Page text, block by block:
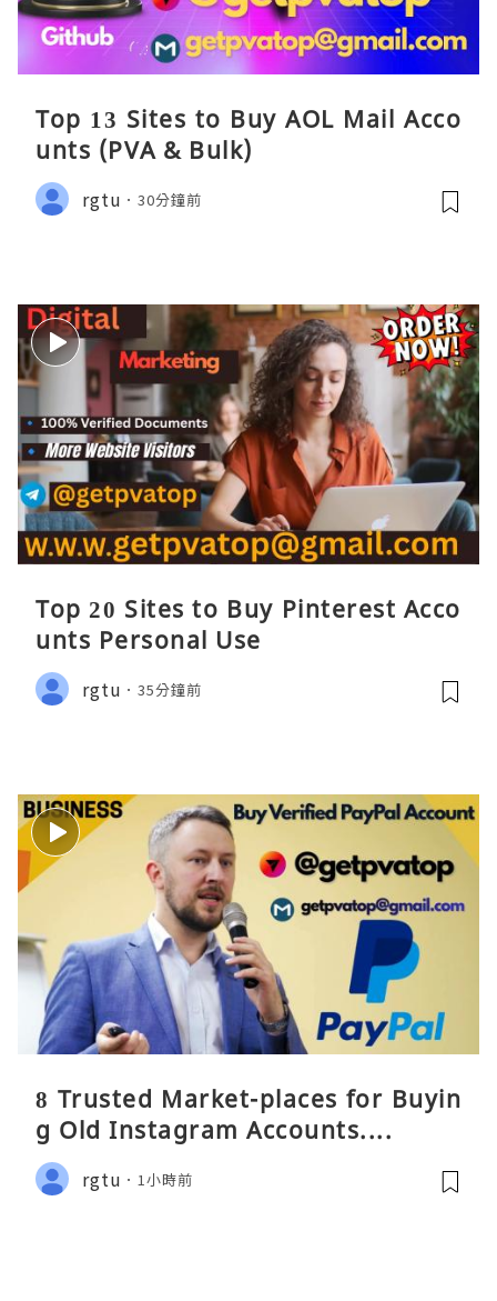
Top 13 Sites to Buy AOL Mail Acco
unts (PVA & Bulk)
rgtu 30分鐘前
Top 20 Sites to Buy Pinterest Acco
unts Personal Use
rgtu 35分鐘前
8 Trusted Market-places for Buyin
g Old Instagram Accounts....
rgtu 1小時前